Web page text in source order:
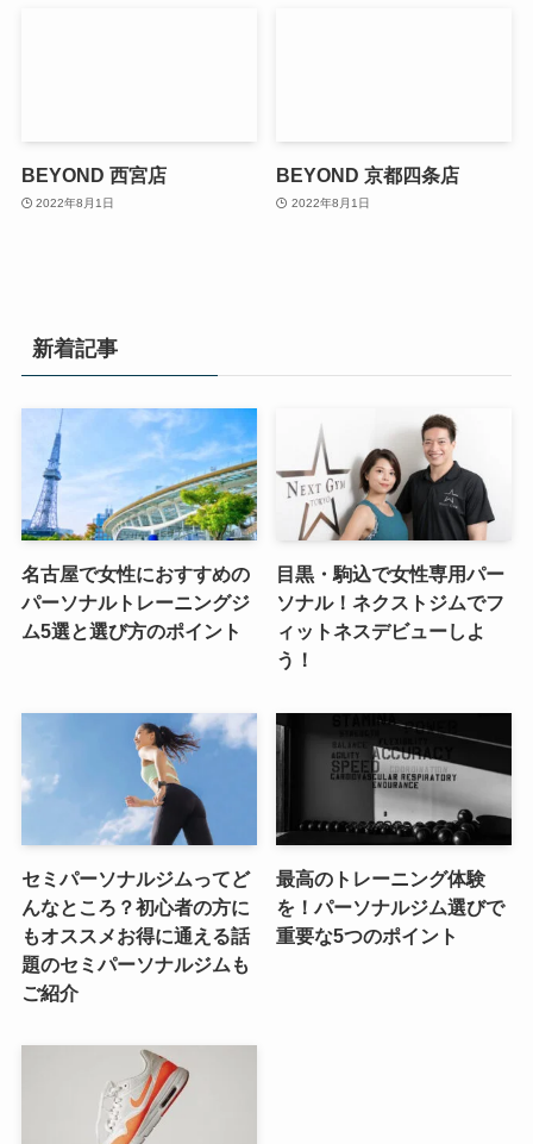
BEYOND 西宮店
2022年8月1日
BEYOND 京都四条店
2022年8月1日
新着記事
名古屋で女性におすすめの
パーソナルトレーニングジ
ム5選と選び方のポイント
目黒・駒込で女性専用パー
ソナル！ネクストジムでフ
ィットネスデビューしよ
う！
セミパーソナルジムってど
んなところ？初心者の方に
もオススメお得に通える話
題のセミパーソナルジムも
ご紹介
最高のトレーニング体験
を！パーソナルジム選びで
重要な5つのポイント